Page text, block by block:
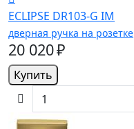
ECLIPSE DR103-G IM
дверная ручка на розетке
20 020 ₽
Купить